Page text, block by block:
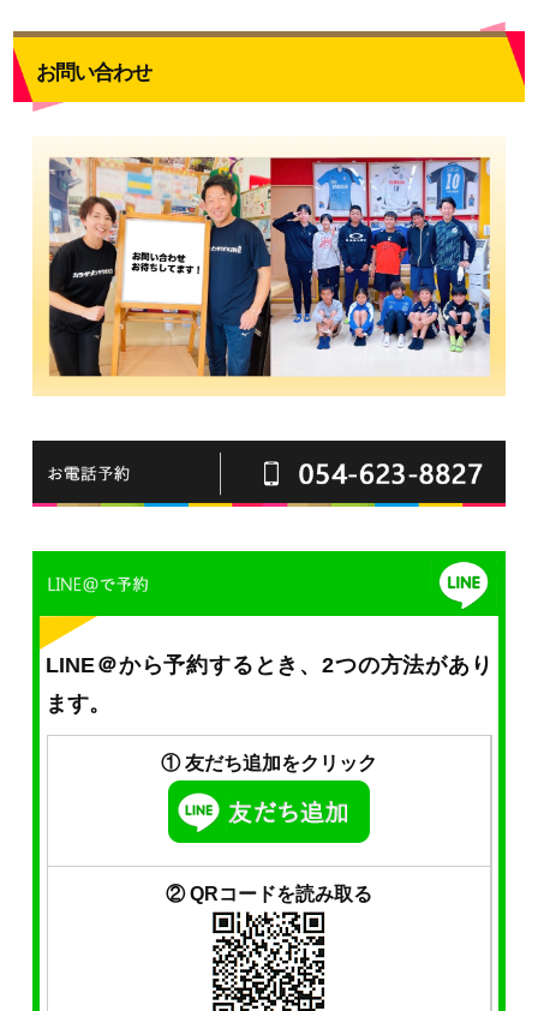
お問い合わせ
LINE＠から予約するとき、2つの方法があり
ます。
① 友だち追加をクリック
② QRコードを読み取る